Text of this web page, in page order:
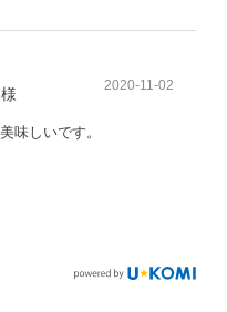
2020-11-02
味しいです。